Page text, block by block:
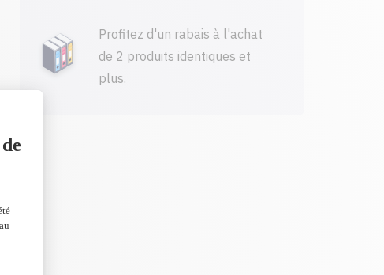
Profitez d'un rabais à l'achat
de 2 produits identiques et
plus.